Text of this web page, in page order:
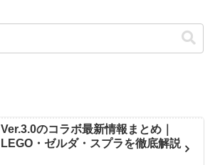
Ver.3.0のコラボ最新情報まとめ｜
LEGO・ゼルダ・スプラを徹底解説